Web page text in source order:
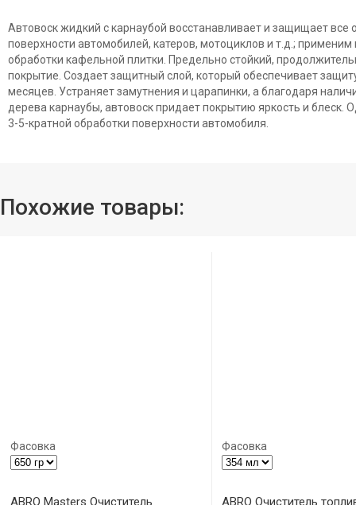
Автовоск жидкий с карнаубой восстанавливает и защищает
поверхности автомобилей, катеров, мотоциклов и т.д.;
обработки кафельной плитки. Предельно стойкий,
покрытие. Создает защитный слой, который обеспечивает
месяцев. Устраняет замутнения и царапинки, а благодаря
дерева карнаубы, автовоск придает покрытию яркость и блеск.
3-5-кратной обработки поверхности автомобиля.
Похожие товары:
Фасовка
ABRO Masters Очиститель
Фасовка
ABRO Очиститель